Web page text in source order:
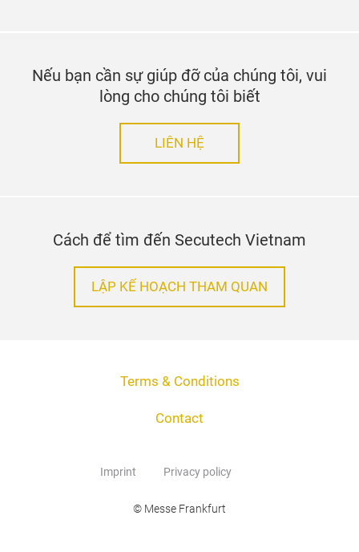
Nếu bạn cần sự giúp đỡ của chúng tôi, vui
lòng cho chúng tôi biết
LIÊN HỆ
Cách để tìm đến Secutech Vietnam
LẬP KẾ HOẠCH THAM QUAN
Terms & Conditions
Contact
Imprint Privacy policy
© Messe Frankfurt